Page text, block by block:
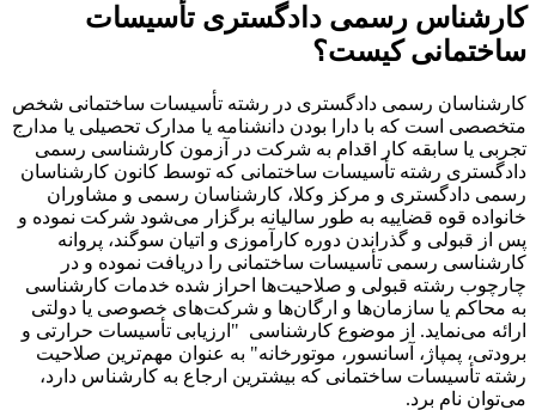
کارشناس رسمی دادگستری تأسیسات
ساختمانی کیست؟
کارشناسان رسمی دادگستری در رشته تأسیسات ساختمانی شخص
متخصصی است که با دارا بودن دانشنامه یا مدارک تحصیلی یا مدارج
تجربی یا سابقه کار اقدام به شرکت در آزمون کارشناسی رسمی
دادگستری رشته تأسیسات ساختمانی که توسط کانون کارشناسان
رسمی دادگستری و مرکز وکلا، کارشناسان رسمی و مشاوران
خانواده قوه قضاییه به طور سالیانه برگزار می‌شود شرکت نموده و
پس از قبولی و گذراندن دوره کارآموزی و اتیان سوگند، پروانه
کارشناسی رسمی تأسیسات ساختمانی را دریافت نموده و در
چارچوب رشته قبولی و صلاحیت‌ها احراز شده خدمات کارشناسی
به محاکم یا سازمان‌ها و ارگان‌ها و شرکت‌های خصوصی یا دولتی
ارائه می‌نماید. از موضوع کارشناسی "ارزیابی تأسیسات حرارتی و
برودتی، پمپاژ، آسانسور، موتورخانه" به عنوان مهم‌ترین صلاحیت
رشته تأسیسات ساختمانی که بیشترین ارجاع به کارشناس دارد،
می‌توان نام برد.